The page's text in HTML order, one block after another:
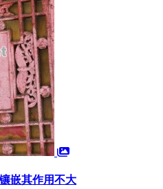
嵌其作用不大